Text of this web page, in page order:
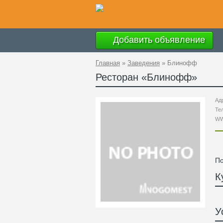
Добавить объявление
Главная » Заведения » Блинофф
Ресторан «Блинофф»